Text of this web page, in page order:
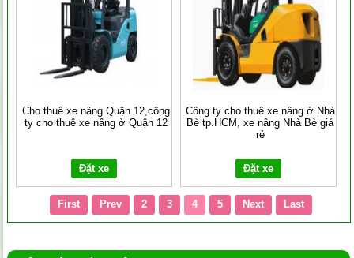
Cho thuê xe nâng Quận 12,công
ty cho thuê xe nâng ở Quận 12
Đặt xe
Công ty cho thuê xe nâng ở Nhà
Bè tp.HCM, xe nâng Nhà Bè giá
rẻ
Đặt xe
First Prev 2 3 4 5 Next Last